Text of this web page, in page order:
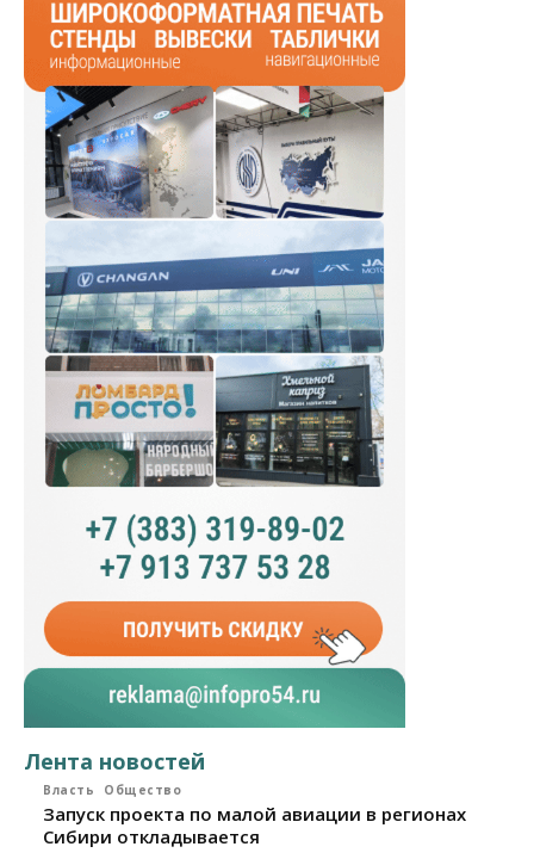
Лента новостей
Власть Общество
Запуск проекта по малой авиации в регионах
Сибири откладывается